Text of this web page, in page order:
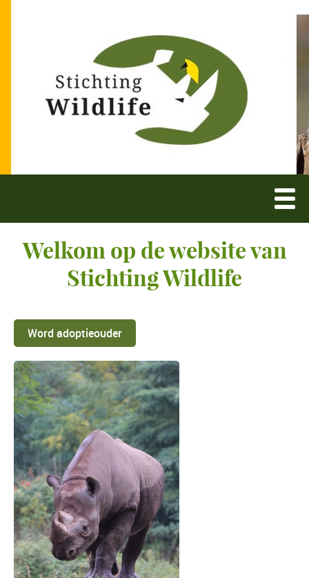
Welkom op de website van
Stichting Wildlife
Word adoptieouder